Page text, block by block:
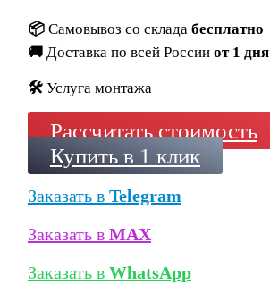
📦 Самовывоз со склада бесплатно
🚚 Доставка по всей России от 1 дня
🛠️ Услуга монтажа
Рассчитать стоимость
Купить в 1 клик
Заказать в Telegram
Заказать в MAX
Заказать в WhatsApp